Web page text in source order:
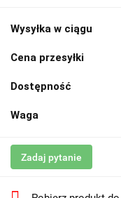
Wysyłka w ciągu
Cena przesyłki
Dostępność
Waga
Zadaj pytanie